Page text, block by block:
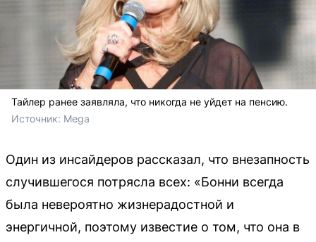
Тайлер ранее заявляла, что никогда не уйдет на пенсию.
Источник: Mega
Один из инсайдеров рассказал, что внезапность
случившегося потрясла всех: «Бонни всегда
была невероятно жизнерадостной и
энергичной, поэтому известие о том, что она в